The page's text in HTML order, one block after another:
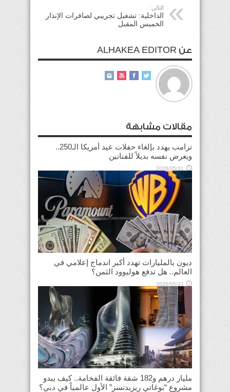
التالي:
الداخلية: تشغيل تجريبي لصافرات الإنذار
الخميس المقبل
عن ALHAKEA EDITOR
مقالات مشابهة
ترامب يهدد بإلغاء حفلات عيد أمريكا الـ250..
ويعرض نفسه بديلاً للفنانين
2026/05/31
ديون بالمليارات تهدد أكبر اندماج إعلامي في
العالم.. هل تدفع هوليوود الثمن؟
2026/05/31
مليار درهم و182 شقة فائقة الفخامة.. كيف يبدو
مشروع “بوغاتي ريزيدنسز” الأول عالمياً في دبي؟